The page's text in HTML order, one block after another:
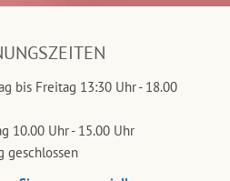
bis Freitag 13:30 Uhr - 18.00
10.00 Uhr - 15.00 Uhr
geschlossen